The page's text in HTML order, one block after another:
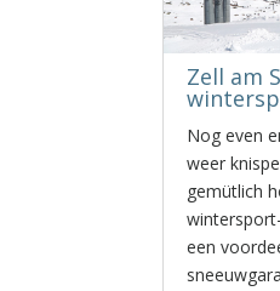
Zell am
Nog even
weer
gemütlich
een